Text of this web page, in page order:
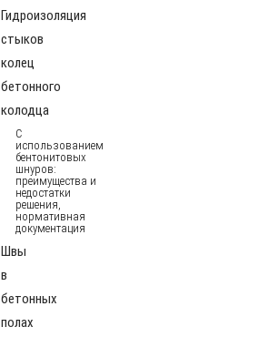
Гидроизоляция
стыков
колец
бетонного
колодца
С
использованием
бентонитовых
шнуров:
преимущества и
недостатки
решения,
нормативная
документация
Швы
в
бетонных
полах